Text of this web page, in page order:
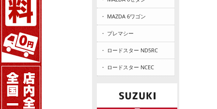
・ MAZDA 6ワゴン
・ プレマシー
・ ロードスター ND5RC
・ ロードスター NCEC